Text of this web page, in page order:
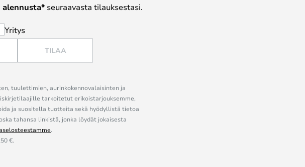
alennusta* seuraavasta tilauksestasi.
Yritys
TILAA
tuulettimien, aurinkokennovalaisinten ja
tarkoitetut erikoistarjouksemme,
ja suositella tuotteita sekä hyödyllistä tietoa
tahansa linkistä, jonka löydät jokaisesta
.
€.